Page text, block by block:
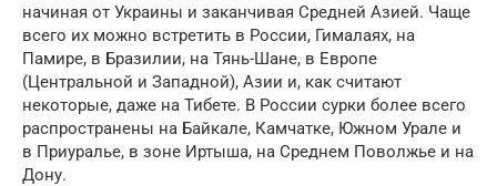
начиная от Украины и заканчивая Средней Азией. Чаще
всего их можно встретить в России, Гималаях, на
Памире, в Бразилии, на Тянь-Шане, в Европе
(Центральной и Западной), Азии и, как считают
некоторые, даже на Тибете. В России сурки более всего
распространены на Байкале, Камчатке, Южном Урале и
в Приуралье, в зоне Иртыша, на Среднем Поволжье и на
Дону.